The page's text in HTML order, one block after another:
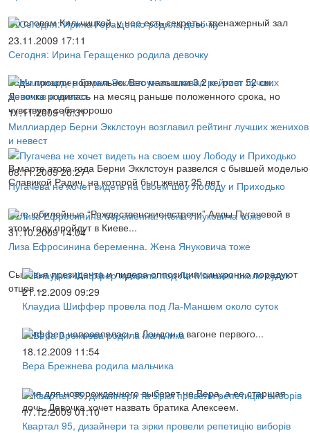
По словам Кильчицкой, у нее есть секреты: тренажерный зал
23.11.2009 17:11
Сегодня: Ирина Геращенко родила девочку
Роды прошли нормально. Вес малышки 3,2 кг, рост 52 см.
Девочка родилась на месяц раньше положенного срока, но
чувствует себя хорошо
11.11.2009 15:31
Миллиардер Берни Экклстоун возглавил рейтинг лучших женихов
и невест
В марте этого года Берни Экклстоун развелся с бывшей моделью
Славикой Радич, на которой был женат 25 лет.
08.11.2009 20:27
Пугачева не хочет видеть на своем шоу Лободу и Приходько
20-е юбилейные “Рождественские встречи” Аллы Пугачевой в
этом году пройдут в Киеве...
31.10.2009 14:04
Лиза Ефросинина беременна. Жена Януковича тоже
Сыновья президента и лидера оппозиции синхронно порадуют
отцов ...
21.12.2009 09:29
Клаудиа Шиффер провела под Ла-Маншем около суток
Шиффер направлялась в Лондон в вагоне первого...
18.12.2009 11:54
Вера Брежнева родила мальчика
Имя для новорожденного выберет не Вера, а ее старшая
дочь. Девочка хочет назвать братика Алексеем.
17.12.2009 01:10
Квартал 95, дизайнери та зірки провели репетицію виборів